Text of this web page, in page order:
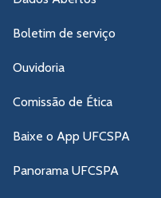
Boletim de serviço
Ouvidoria
Comissão de Ética
Baixe o App UFCSPA
Panorama UFCSPA